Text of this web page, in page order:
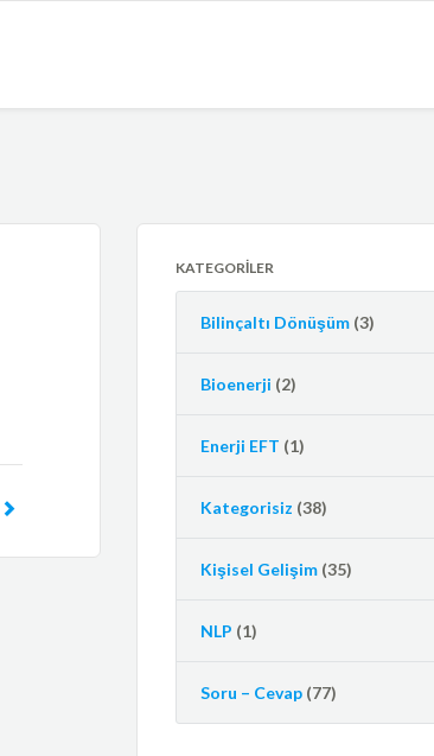
KATEGORILER
Bilinçaltı Dönüşüm (3)
Bioenerji (2)
Enerji EFT (1)
Kategorisiz (38)
Kişisel Gelişim (35)
NLP (1)
Soru – Cevap (77)